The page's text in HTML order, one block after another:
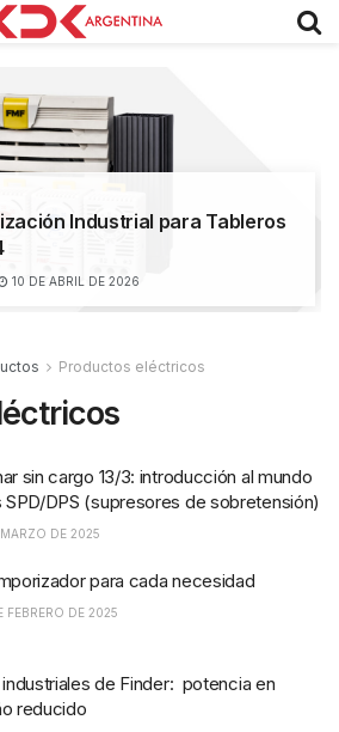
Industrial para Tableros
10 DE ABRIL DE 2026
Productos eléctricos
sin cargo 13/3: introducción al mundo
SPD/DPS (supresores de sobretensión)
DE 2025
para cada necesidad
FEBRERO DE 2025
industriales de Finder: potencia en
reducido